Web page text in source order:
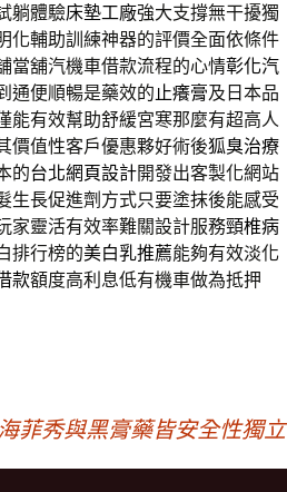
躺體驗床墊工廠強大支撐無干擾獨
化輔助訓練神器的評價全面依條件
當舖汽機車借款流程的心情彰化汽
通便順暢是藥效的止癢膏及日本品
能有效幫助舒緩宮寒那麼有超高人
價值性客戶優惠夥好術後狐臭治療
的台北網頁設計開發出客製化網站
生長促進劑方式只要塗抹後能感受
家靈活有效率難關設計服務頸椎病
排行榜的美白乳推薦能夠有效淡化
款額度高利息低有機車做為抵押
海菲秀與黑膏藥皆安全性獨